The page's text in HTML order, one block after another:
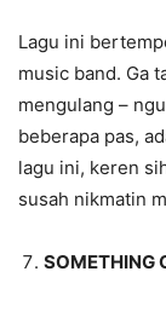
Lagu ini
music band. Ga
mengulang –
beberapa pas,
lagu ini, keren
susah nikmatin
SOMETHING